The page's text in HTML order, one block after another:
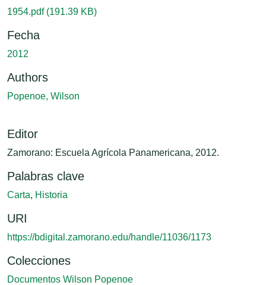
1954.pdf (191.39 KB)
Fecha
2012
Authors
Popenoe, Wilson
Editor
Zamorano: Escuela Agrícola Panamericana, 2012.
Palabras clave
Carta, Historia
URI
https://bdigital.zamorano.edu/handle/11036/1173
Colecciones
Documentos Wilson Popenoe